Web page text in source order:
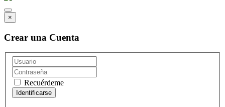
×
Crear una Cuenta
Recuérdeme